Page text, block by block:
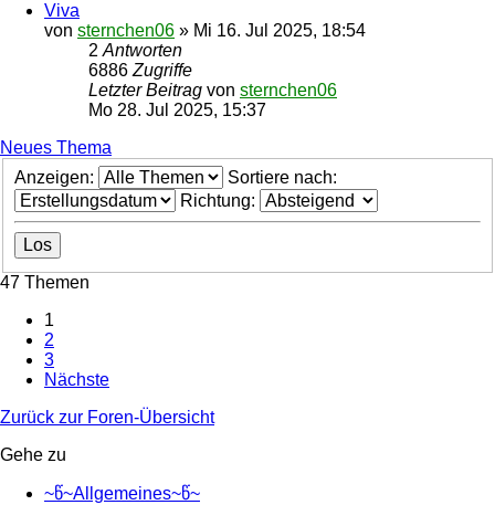
Viva
von sternchen06 » Mi 16. Jul 2025, 18:54
2 Antworten
6886 Zugriffe
Letzter Beitrag von sternchen06
Mo 28. Jul 2025, 15:37
Neues Thema
Anzeigen:
Sortiere nach:
Richtung:
47 Themen
1
2
3
Nächste
Zurück zur Foren-Übersicht
Gehe zu
~წ~Allgemeines~წ~